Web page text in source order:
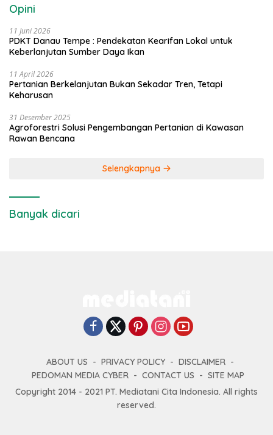
Opini
11 Juni 2026
PDKT Danau Tempe : Pendekatan Kearifan Lokal untuk
Keberlanjutan Sumber Daya Ikan
11 April 2026
Pertanian Berkelanjutan Bukan Sekadar Tren, Tetapi
Keharusan
31 Desember 2025
Agroforestri Solusi Pengembangan Pertanian di Kawasan
Rawan Bencana
Selengkapnya
Banyak dicari
ABOUT US PRIVACY POLICY
DISCLAIMER
PEDOMAN MEDIA CYBER
CONTACT US
SITE MAP
Copyright 2014 - 2021 PT. Mediatani Cita Indonesia. All rights
reserved.